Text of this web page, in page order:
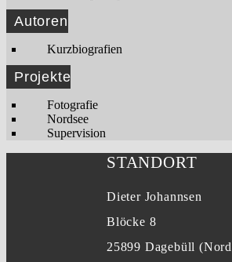
Autoren
Kurzbiografien
Projekte
Fotografie
Nordsee
Supervision
STANDORT
Dieter Johannsen
Blöcke 8
25899 Dagebüll